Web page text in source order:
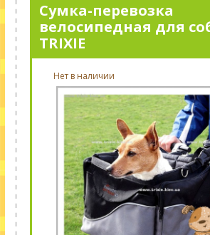
Сумка-перевозка
велосипедная для
TRIXIE
Нет в наличии